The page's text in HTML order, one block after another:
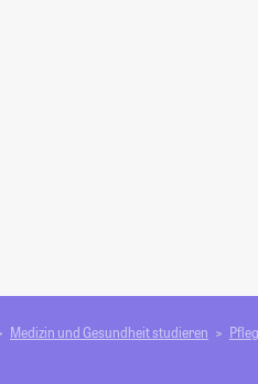
Medizin und Gesundheit studieren